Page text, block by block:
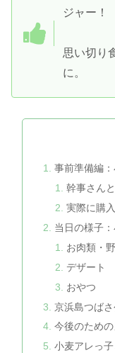
ジャー！
思い切り
に。
事前準備編
幹事さん
実際に購
当日の様子
お肉類・
デザート
おやつ
京浜島つば
今後のため
小麦アレっ